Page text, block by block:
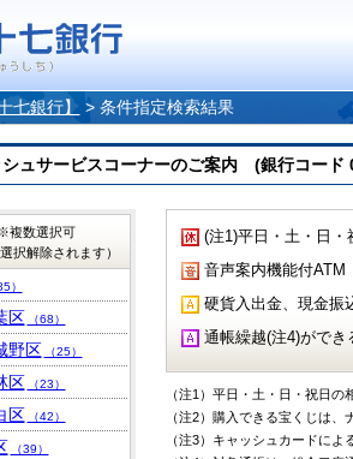
七銀行】 > 条件指定検索結果
シュサービスコーナーのご案内 (銀行コード
(注1)平日・土・日
音声案内機能付ATM
硬貨入出金、現金振
通帳繰越(注4)ができ
（注1）平日・土・日・祝日
（注2）購入できる宝くじは、
（注3）キャッシュカードに
複数選択可
択解除されます）
）
区 （68）
野区 （25）
区 （23）
区 （42）
（39）